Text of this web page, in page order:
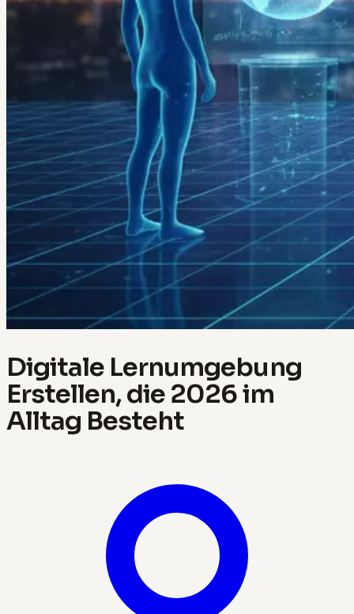
Digitale Lernumgebung
Erstellen, die 2026 im
Alltag Besteht